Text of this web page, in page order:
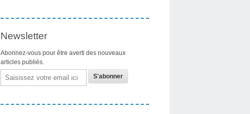
Newsletter
Abonnez-vous pour être averti des nouveaux
articles publiés.
Email